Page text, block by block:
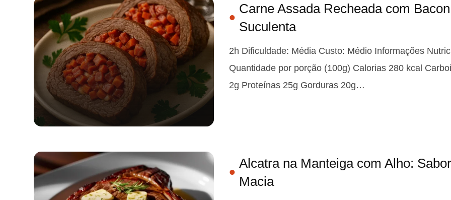
Carne Assada Recheada com Bacon
Suculenta
2h Dificuldade: Média Custo: Médio Informações
Quantidade por porção (100g) Calorias 280 kcal
2g Proteínas 25g Gorduras 20g…
Alcatra na Manteiga com Alho:
Macia